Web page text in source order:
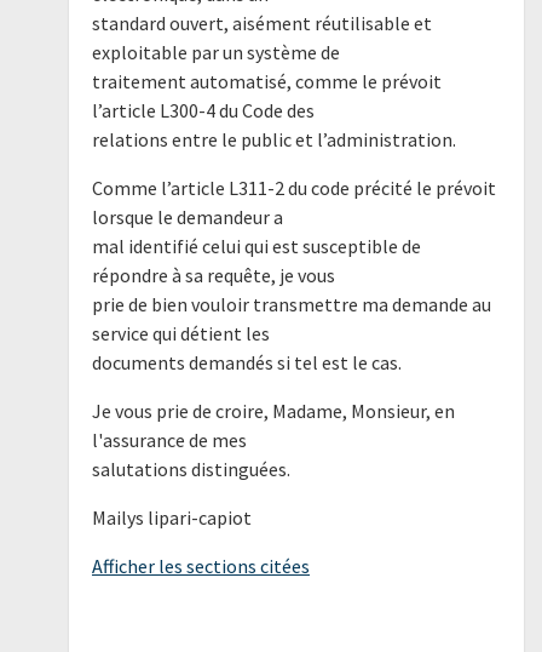
standard ouvert, aisément réutilisable et
exploitable par un système de
traitement automatisé, comme le prévoit
l’article L300-4 du Code des
relations entre le public et l’administration.
Comme l’article L311-2 du code précité le prévoit
lorsque le demandeur a
mal identifié celui qui est susceptible de
répondre à sa requête, je vous
prie de bien vouloir transmettre ma demande au
service qui détient les
documents demandés si tel est le cas.
Je vous prie de croire, Madame, Monsieur, en
l'assurance de mes
salutations distinguées.
Mailys lipari-capiot
Afficher les sections citées